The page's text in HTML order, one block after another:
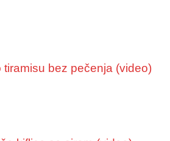
tiramisu bez pečenja (video)